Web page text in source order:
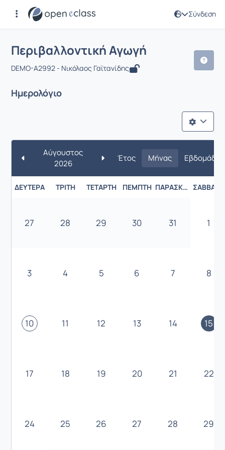
Σύνδεση
Μάθημα : Περιβαλλοντική Αγωγή
Περιβαλλοντική Αγωγή
DEMO-A2992 - Νικόλαος Γαϊτανίδης
Ημερολόγιο
Αύγουστος
2026
Έτος Μήνας Εβδομάδα
ΔΕΥΤΈΡΑ ΤΡΊΤΗ ΤΕΤΆΡΤΗ ΠΈΜΠΤΗ ΠΑΡΑΣΚΕΥΉ ΣΆΒΒΑΤΟ
27 28 29 30 31 1
3 4 5 6 7 8
10 11 12 13 14 15
17 18 19 20 21 22
24 25 26 27 28 29